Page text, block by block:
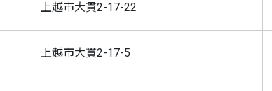
上越市大貫2-17-22
上越市大貫2-17-5